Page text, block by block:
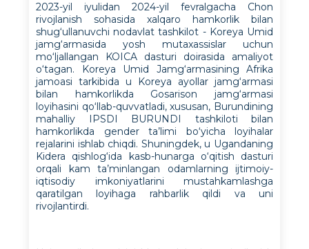
2023-yil iyulidan 2024-yil fevralgacha Chon
rivojlanish sohasida xalqaro hamkorlik bilan
shug‘ullanuvchi nodavlat tashkilot - Koreya Umid
jamg‘armasida yosh mutaxassislar uchun
mo‘ljallangan KOICA dasturi doirasida amaliyot
o‘tagan. Koreya Umid Jamg‘armasining Afrika
jamoasi tarkibida u Koreya ayollar jamg‘armasi
bilan hamkorlikda Gosarison jamg‘armasi
loyihasini qo‘llab-quvvatladi, xususan, Burundining
mahalliy IPSDI BURUNDI tashkiloti bilan
hamkorlikda gender ta’limi bo‘yicha loyihalar
rejalarini ishlab chiqdi. Shuningdek, u Ugandaning
Kidera qishlog‘ida kasb-hunarga o‘qitish dasturi
orqali kam ta’minlangan odamlarning ijtimoiy-
iqtisodiy imkoniyatlarini mustahkamlashga
qaratilgan loyihaga rahbarlik qildi va uni
rivojlantirdi.